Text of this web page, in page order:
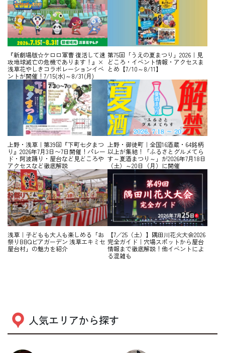
『新劇場版☆ケロロ軍曹 復活して速
攻地球滅亡の危機であります！』×
浅草花やしきコラボレーションイベ
ントが開催！7/15(水)～8/31(月)
第75回「うえの夏まつり」2026｜見
どころ・イベント情報・アクセスま
とめ【7/10～8/11】
上野・浅草｜第39回『下町七夕まつ
り』2026年7月3日〜7日開催！パレー
ド・阿波踊り・屋台など見どころや
アクセスなど徹底解説
上野・御徒町｜全国16酒蔵・64銘柄
以上が集結！「ふるさとグルメてら
す～夏酒まつり～」が2026年7月18日
（土）～20日（月）に開催
浅草｜子どもも大人も楽しめる「お
祭りBBQビアガーデン 浅草エキミセ
屋台村」の魅力を紹介
【7／25（土）】隅田川花火大会2026
完全ガイド｜穴場スポットから屋台
情報まで徹底解説！他イベントによ
る混雑も
人気エリアから探す